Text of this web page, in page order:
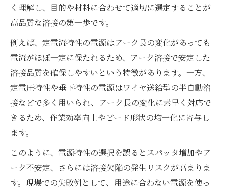
く理解し、目的や材料に合わせて適切に選定することが
高品質な溶接の第一歩です。
例えば、定電流特性の電源はアーク長の変化があっても
電流がほぼ一定に保たれるため、アーク溶接で安定した
溶接品質を確保しやすいという特徴があります。一方、
定電圧特性や垂下特性の電源はワイヤ送給型の半自動溶
接などで多く用いられ、アーク長の変化に素早く対応で
きるため、作業効率向上やビード形状の均一化に寄与し
ます。
このように、電源特性の選択を誤るとスパッタ増加やア
ーク不安定、さらには溶接欠陥の発生リスクが高まりま
す。現場での失敗例として、用途に合わない電源を使っ